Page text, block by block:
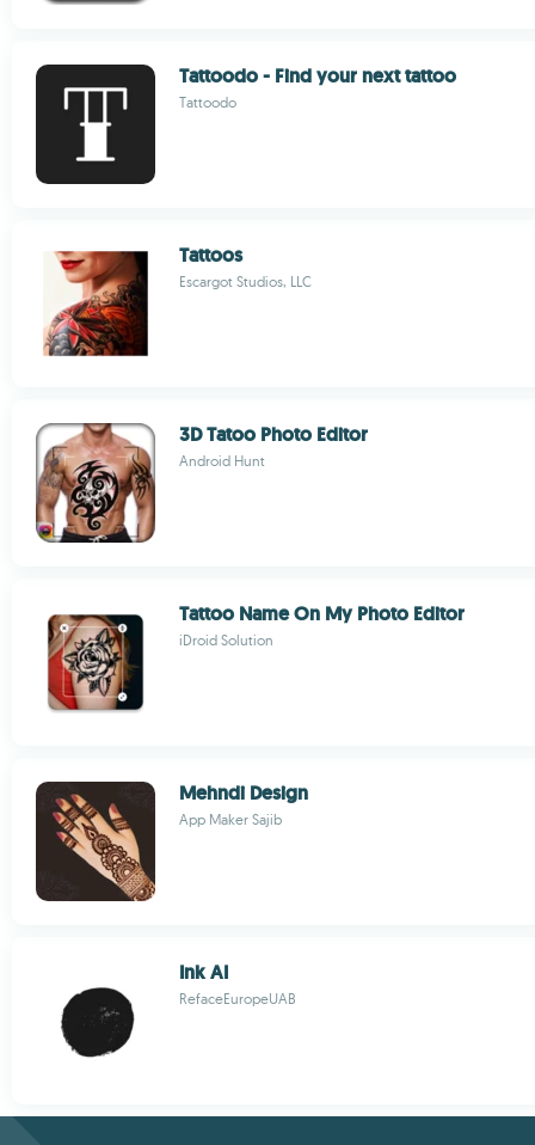
Tattoodo - Find your next tattoo
Tattoodo
Tattoos
Escargot Studios, LLC
3D Tatoo Photo Editor
Android Hunt
Tattoo Name On My Photo Editor
iDroid Solution
Mehndi Design
App Maker Sajib
Ink AI
RefaceEuropeUAB